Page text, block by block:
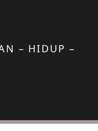
– HIDUP –